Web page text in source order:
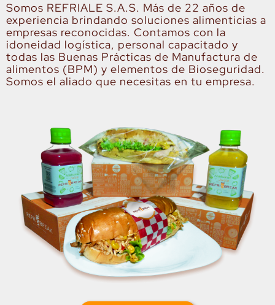
Somos REFRIALE S.A.S. Más de 22 años de
experiencia brindando soluciones alimenticias a
empresas reconocidas. Contamos con la
idoneidad logística, personal capacitado y
todas las Buenas Prácticas de Manufactura de
alimentos (BPM) y elementos de Bioseguridad.
Somos el aliado que necesitas en tu empresa.